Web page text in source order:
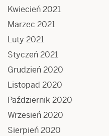
Kwiecień 2021
Marzec 2021
Luty 2021
Styczeń 2021
Grudzień 2020
Listopad 2020
Październik 2020
Wrzesień 2020
Sierpień 2020